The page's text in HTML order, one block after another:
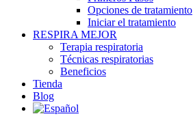
Opciones de tratamiento
Iniciar el tratamiento
RESPIRA MEJOR
Terapia respiratoria
Técnicas respiratorias
Beneficios
Tienda
Blog